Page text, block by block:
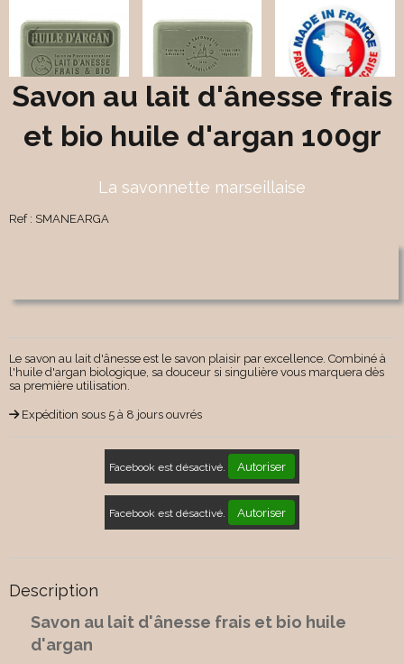
Savon au lait d'ânesse frais
et bio huile d'argan 100gr
La savonnette marseillaise
Ref : SMANEARGA
Le savon au lait d'ânesse est le savon plaisir par excellence. Combiné à
l'huile d'argan biologique, sa douceur si singulière vous marquera dès
sa première utilisation.
Expédition sous 5 à 8 jours ouvrés
Facebook est désactivé. Autoriser
Facebook est désactivé. Autoriser
Description
Savon au lait d'ânesse frais et bio huile
d'argan